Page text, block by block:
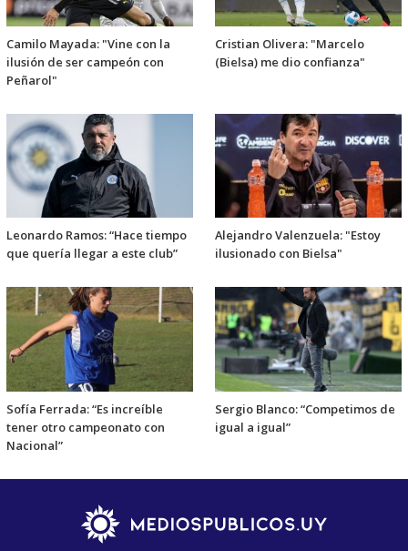
Camilo Mayada: "Vine con la
ilusión de ser campeón con
Peñarol"
Cristian Olivera: "Marcelo
(Bielsa) me dio confianza"
Leonardo Ramos: “Hace tiempo
que quería llegar a este club”
Alejandro Valenzuela: "Estoy
ilusionado con Bielsa"
Sofía Ferrada: “Es increíble
tener otro campeonato con
Nacional”
Sergio Blanco: “Competimos de
igual a igual”